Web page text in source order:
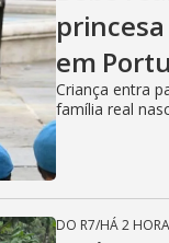
em
Criança entra
família real
DO R7/HÁ 2